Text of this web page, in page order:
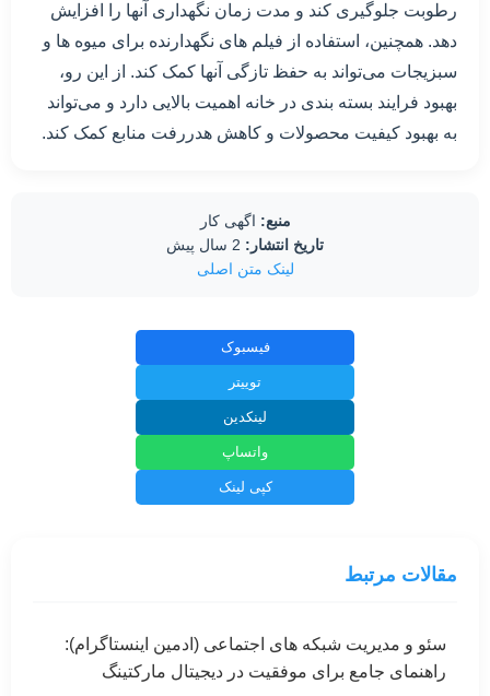
رطوبت جلوگیری کند و مدت زمان نگهداری آنها را افزایش
دهد. همچنین، استفاده از فیلم های نگهدارنده برای میوه ها و
سبزیجات می‌تواند به حفظ تازگی آنها کمک کند. از این رو،
بهبود فرایند بسته بندی در خانه اهمیت بالایی دارد و می‌تواند
به بهبود کیفیت محصولات و کاهش هدررفت منابع کمک کند.
منبع: اگهی کار
تاریخ انتشار:
لینک متن اصلی
فیسبوک
توییتر
لینکدین
واتساپ
کپی لینک
مقالات مرتبط
سئو و مدیریت شبکه های اجتماعی (ادمین اینستاگرام):
راهنمای جامع برای موفقیت در دیجیتال مارکتینگ